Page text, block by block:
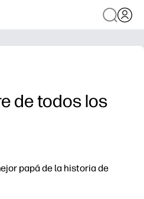
de todos los
papá de la historia de